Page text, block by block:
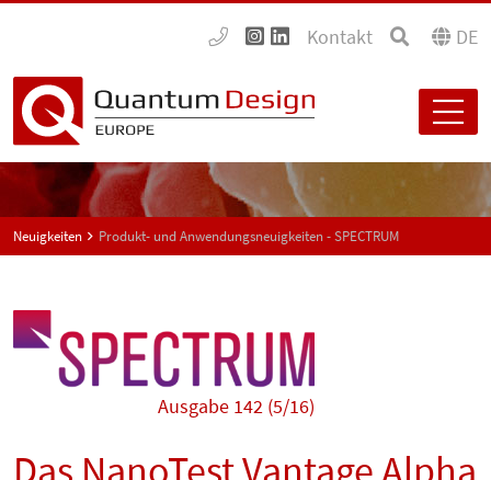
Kontakt DE
Neuigkeiten Produkt- und Anwendungsneuigkeiten - SPECTRUM
Ausgabe 142 (5/16)